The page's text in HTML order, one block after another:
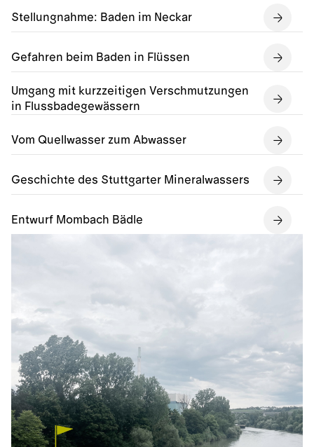
Stellungnahme: Baden im Neckar
Gefahren beim Baden in Flüssen
Umgang mit kurzzeitigen Verschmutzungen
in Flussbadegewässern
Vom Quellwasser zum Abwasser
Geschichte des Stuttgarter Mineralwassers
Entwurf Mombach Bädle